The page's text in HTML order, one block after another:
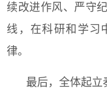
续改进作风、严守
线，在科研和学习
律。
最后，全体起立